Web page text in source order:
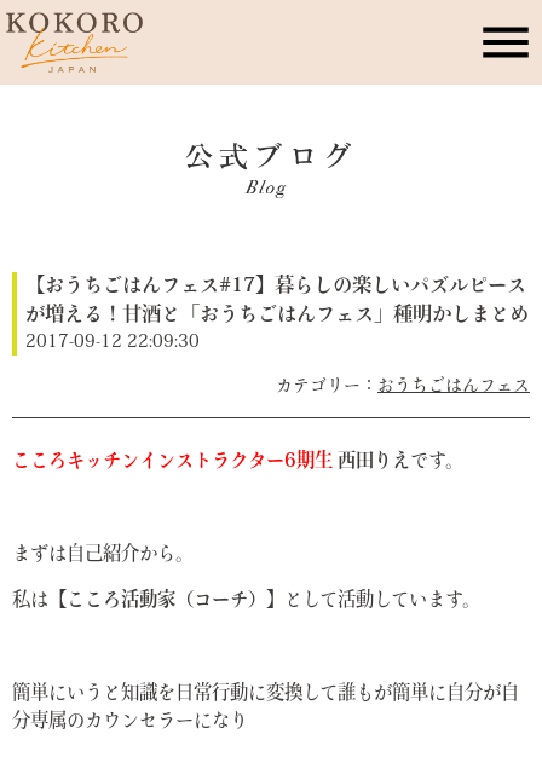
こころキッチンとは
レッスン・イベント
季節のこころレシピ
公式ブログ
【おうちごはんフェス#17】暮らしの楽しいパズルピース
が増える！甘酒と「おうちごはんフェス」種明かしまとめ
2017-09-12 22:09:30
おうちごはんフェス
こころキッチンインストラクター6期生 西田りえです。
まずは自己紹介から。
私は 【こころ活動家（コーチ）】 として活動しています。
簡単にいうと知識を日常行動に変換して誰もが簡単に自分が自
分専属のカウンセラーになり